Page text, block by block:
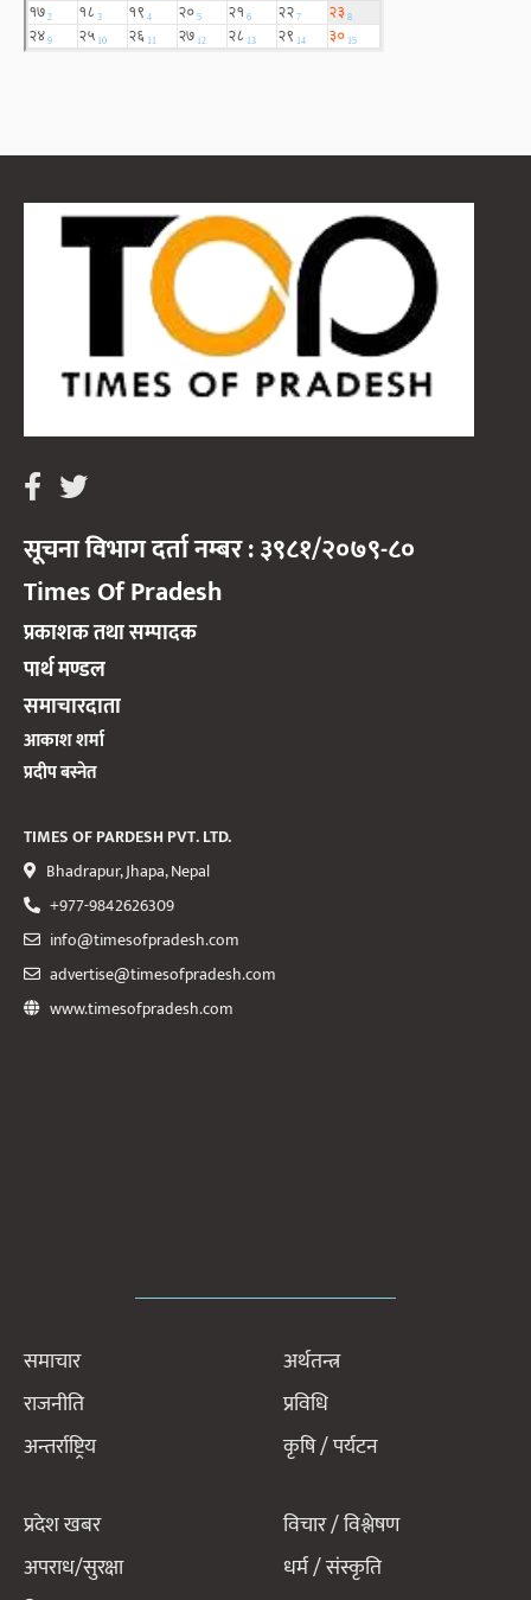
सूचना विभाग दर्ता नम्बर : ३९८१/२०७९-८०
Times Of Pradesh
प्रकाशक तथा सम्पादक
पार्थ मण्डल
समाचारदाता
आकाश शर्मा
प्रदीप बस्नेत
TIMES OF PARDESH PVT. LTD.
Bhadrapur, Jhapa, Nepal
+977-9842626309
info@timesofpradesh.com
advertise@timesofpradesh.com
www.timesofpradesh.com
समाचार
राजनीति
अन्तर्राष्ट्रिय
अर्थतन्त्र
प्रविधि
कृषि / पर्यटन
प्रदेश खबर
अपराध/सुरक्षा
विचार / विश्लेषण
धर्म / संस्कृति